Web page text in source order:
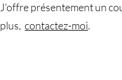
J'offre présentement un
plus, contactez-moi. ​